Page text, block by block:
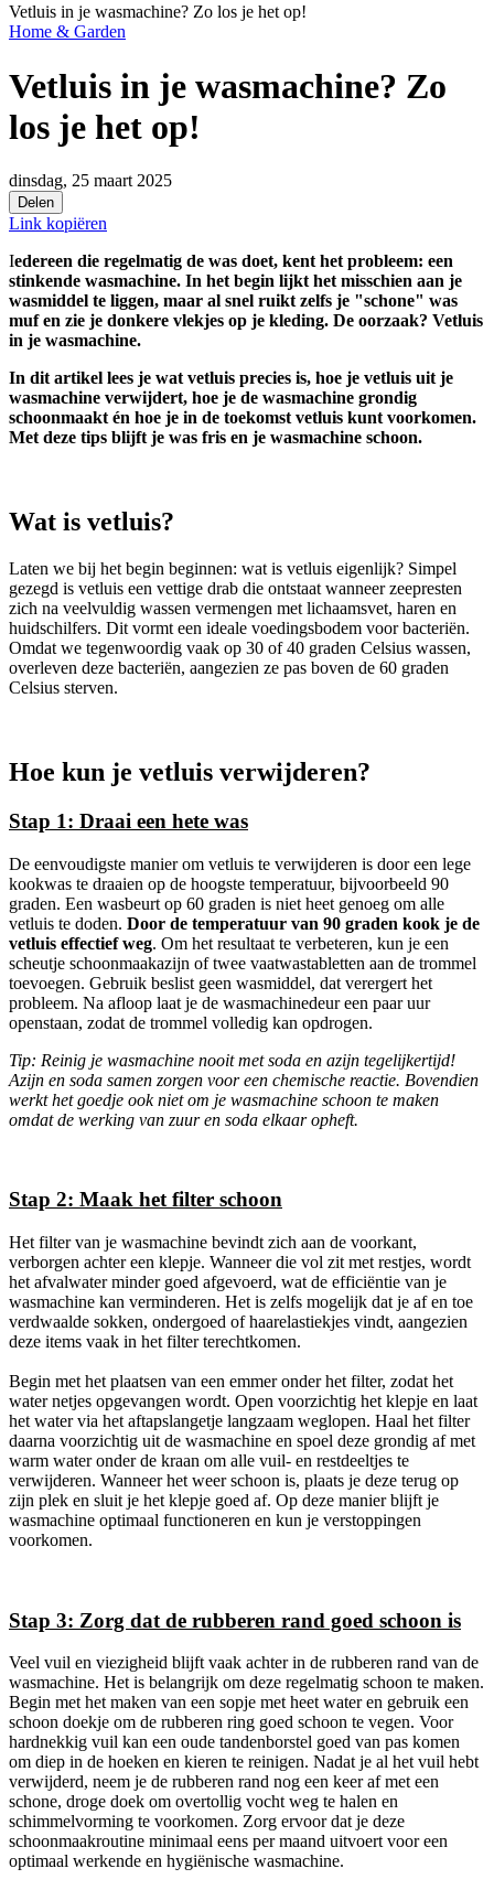
Vetluis in je wasmachine? Zo los je het op!
Home & Garden
Vetluis in je wasmachine? Zo
los je het op!
dinsdag, 25 maart 2025
Delen
Link kopiëren
Iedereen die regelmatig de was doet, kent het probleem: een
stinkende wasmachine. In het begin lijkt het misschien aan je
wasmiddel te liggen, maar al snel ruikt zelfs je "schone" was
muf en zie je donkere vlekjes op je kleding. De oorzaak? Vetluis
in je wasmachine.
In dit artikel lees je wat vetluis precies is, hoe je vetluis uit je
wasmachine verwijdert, hoe je de wasmachine grondig
schoonmaakt én hoe je in de toekomst vetluis kunt voorkomen.
Met deze tips blijft je was fris en je wasmachine schoon.
Wat is vetluis?
Laten we bij het begin beginnen: wat is vetluis eigenlijk? Simpel
gezegd is vetluis een vettige drab die ontstaat wanneer zeepresten
zich na veelvuldig wassen vermengen met lichaamsvet, haren en
huidschilfers. Dit vormt een ideale voedingsbodem voor bacteriën.
Omdat we tegenwoordig vaak op 30 of 40 graden Celsius wassen,
overleven deze bacteriën, aangezien ze pas boven de 60 graden
Celsius sterven.
Hoe kun je vetluis verwijderen?
Stap 1: Draai een hete was
De eenvoudigste manier om vetluis te verwijderen is door een lege
kookwas te draaien op de hoogste temperatuur, bijvoorbeeld 90
graden. Een wasbeurt op 60 graden is niet heet genoeg om alle
vetluis te doden. Door de temperatuur van 90 graden kook je de
vetluis effectief weg. Om het resultaat te verbeteren, kun je een
scheutje schoonmaakazijn of twee vaatwastabletten aan de trommel
toevoegen. Gebruik beslist geen wasmiddel, dat verergert het
probleem. Na afloop laat je de wasmachinedeur een paar uur
openstaan, zodat de trommel volledig kan opdrogen.
Tip: Reinig je wasmachine nooit met soda en azijn tegelijkertijd!
Azijn en soda samen zorgen voor een chemische reactie. Bovendien
werkt het goedje ook niet om je wasmachine schoon te maken
omdat de werking van zuur en soda elkaar opheft.
Stap 2: Maak het filter schoon
Het filter van je wasmachine bevindt zich aan de voorkant,
verborgen achter een klepje. Wanneer die vol zit met restjes, wordt
het afvalwater minder goed afgevoerd, wat de efficiëntie van je
wasmachine kan verminderen. Het is zelfs mogelijk dat je af en toe
verdwaalde sokken, ondergoed of haarelastiekjes vindt, aangezien
deze items vaak in het filter terechtkomen.
Begin met het plaatsen van een emmer onder het filter, zodat het
water netjes opgevangen wordt. Open voorzichtig het klepje en laat
het water via het aftapslangetje langzaam weglopen. Haal het filter
daarna voorzichtig uit de wasmachine en spoel deze grondig af met
warm water onder de kraan om alle vuil- en restdeeltjes te
verwijderen. Wanneer het weer schoon is, plaats je deze terug op
zijn plek en sluit je het klepje goed af. Op deze manier blijft je
wasmachine optimaal functioneren en kun je verstoppingen
voorkomen.
Stap 3: Zorg dat de rubberen rand goed schoon is
Veel vuil en viezigheid blijft vaak achter in de rubberen rand van de
wasmachine. Het is belangrijk om deze regelmatig schoon te maken.
Begin met het maken van een sopje met heet water en gebruik een
schoon doekje om de rubberen ring goed schoon te vegen. Voor
hardnekkig vuil kan een oude tandenborstel goed van pas komen
om diep in de hoeken en kieren te reinigen. Nadat je al het vuil hebt
verwijderd, neem je de rubberen rand nog een keer af met een
schone, droge doek om overtollig vocht weg te halen en
schimmelvorming te voorkomen. Zorg ervoor dat je deze
schoonmaakroutine minimaal eens per maand uitvoert voor een
optimaal werkende en hygiënische wasmachine.